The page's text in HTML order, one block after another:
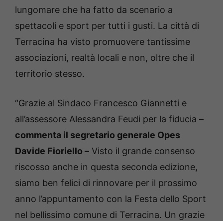
lungomare che ha fatto da scenario a
spettacoli e sport per tutti i gusti. La città di
Terracina ha visto promuovere tantissime
associazioni, realtà locali e non, oltre che il
territorio stesso.
“Grazie al Sindaco Francesco Giannetti e
all’assessore Alessandra Feudi per la fiducia –
commenta il segretario generale Opes
Davide Fioriello – Visto il grande consenso
riscosso anche in questa seconda edizione,
siamo ben felici di rinnovare per il prossimo
anno l’appuntamento con la Festa dello Sport
nel bellissimo comune di Terracina. Un grazie